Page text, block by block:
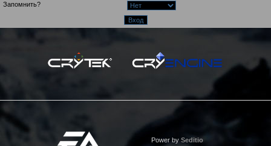
Запомнить?
Power by Seditio